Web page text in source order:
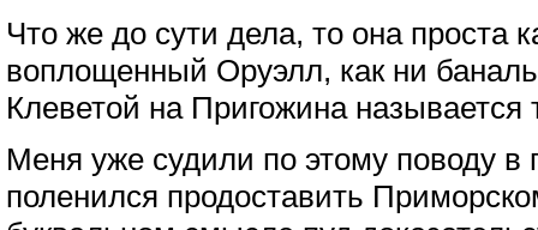
Что же до сути дела, то она проста
воплощенный Оруэлл, как ни
Клеветой на Пригожина называется
Меня уже судили по этому поводу
поленился продоставить